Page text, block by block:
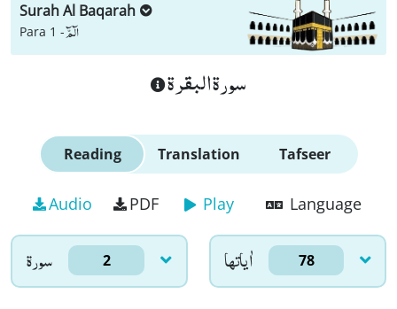
Surah Al Baqarah
Para 1 -الٓمّٓ
سورة البقرة
Reading Translation Tafseer
Audio PDF Play Language
سورۃ 2 اٰياتها 78